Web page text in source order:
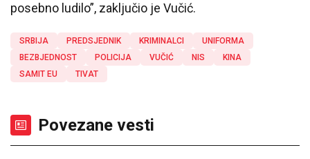
posebno ludilo”, zaključio je Vučić.
SRBIJA PREDSJEDNIK KRIMINALCI
UNIFORMA
BEZBJEDNOST
POLICIJA VUČIĆ NIS
KINA
SAMIT EU
TIVAT
Povezane vesti